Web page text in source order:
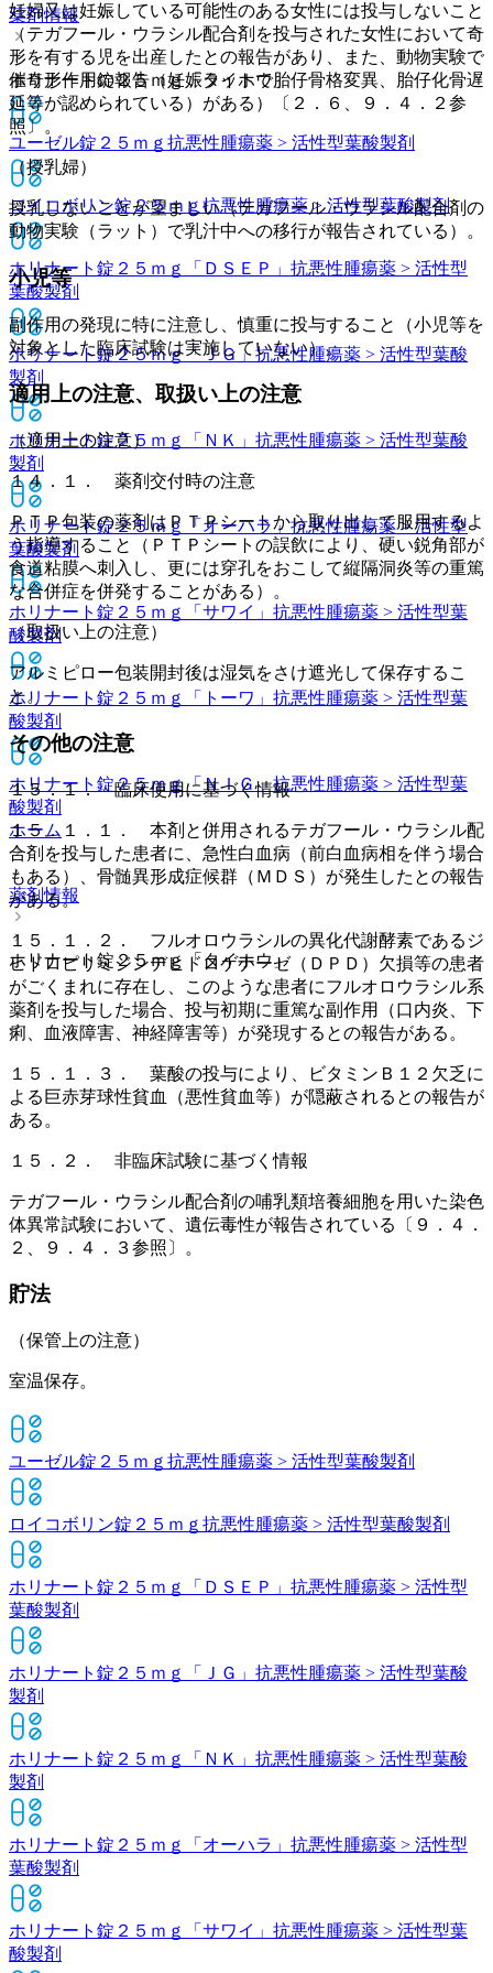
薬剤情報
ホリナート錠２５ｍｇ「タイホウ」
ユーゼル錠２５ｍｇ 抗悪性腫瘍薬 > 活性型葉酸製剤
ロイコボリン錠２５ｍｇ 抗悪性腫瘍薬 > 活性型葉酸製剤
ホリナート錠２５ｍｇ「ＤＳＥＰ」 抗悪性腫瘍薬 > 活性型
葉酸製剤
ホリナート錠２５ｍｇ「ＪＧ」抗悪性腫瘍薬 > 活性型葉酸
製剤
ホリナート錠２５ｍｇ「ＮＫ」 抗悪性腫瘍薬 > 活性型葉酸
製剤
ホリナート錠２５ｍｇ「オーハラ」抗悪性腫瘍薬 > 活性型
葉酸製剤
ホリナート錠２５ｍｇ「サワイ」 抗悪性腫瘍薬 > 活性型葉
酸製剤
ホリナート錠２５ｍｇ「トーワ」 抗悪性腫瘍薬 > 活性型葉
酸製剤
ホリナート錠２５ｍｇ「ＮＩＧ」抗悪性腫瘍薬 > 活性型葉
酸製剤
ホーム
薬剤情報
ホリナート錠２５ｍｇ「タイホウ」
妊婦又は妊娠している可能性のある女性には投与しないこと
（テガフール・ウラシル配合剤を投与された女性において奇
形を有する児を出産したとの報告があり、また、動物実験で
催奇形作用の報告（妊娠ラットで胎仔骨格変異、胎仔化骨遅
延等が認められている）がある）〔２．６、９．４．２参
照〕。
（授乳婦）
授乳しないことが望ましい（テガフール・ウラシル配合剤の
動物実験（ラット）で乳汁中への移行が報告されている）。
小児等
副作用の発現に特に注意し、慎重に投与すること（小児等を
対象とした臨床試験は実施していない）。
適用上の注意、取扱い上の注意
（適用上の注意）
１４．１． 薬剤交付時の注意
ＰＴＰ包装の薬剤はＰＴＰシートから取り出して服用するよ
う指導すること（ＰＴＰシートの誤飲により、硬い鋭角部が
食道粘膜へ刺入し、更には穿孔をおこして縦隔洞炎等の重篤
な合併症を併発することがある）。
（取扱い上の注意）
アルミピロー包装開封後は湿気をさけ遮光して保存するこ
と。
その他の注意
１５．１． 臨床使用に基づく情報
１５．１．１． 本剤と併用されるテガフール・ウラシル配
合剤を投与した患者に、急性白血病（前白血病相を伴う場合
もある）、骨髄異形成症候群（ＭＤＳ）が発生したとの報告
がある。
１５．１．２． フルオロウラシルの異化代謝酵素であるジ
ヒドロピリミジンデヒドロゲナーゼ（ＤＰＤ）欠損等の患者
がごくまれに存在し、このような患者にフルオロウラシル系
薬剤を投与した場合、投与初期に重篤な副作用（口内炎、下
痢、血液障害、神経障害等）が発現するとの報告がある。
１５．１．３． 葉酸の投与により、ビタミンＢ１２欠乏に
よる巨赤芽球性貧血（悪性貧血等）が隠蔽されるとの報告が
ある。
１５．２． 非臨床試験に基づく情報
テガフール・ウラシル配合剤の哺乳類培養細胞を用いた染色
体異常試験において、遺伝毒性が報告されている〔９．４．
２、９．４．３参照〕。
貯法
（保管上の注意）
室温保存。
ユーゼル錠２５ｍｇ 抗悪性腫瘍薬 > 活性型葉酸製剤
ロイコボリン錠２５ｍｇ 抗悪性腫瘍薬 > 活性型葉酸製剤
ホリナート錠２５ｍｇ「ＤＳＥＰ」 抗悪性腫瘍薬 > 活性型
葉酸製剤
ホリナート錠２５ｍｇ「ＪＧ」 抗悪性腫瘍薬 > 活性型葉酸
製剤
ホリナート錠２５ｍｇ「ＮＫ」 抗悪性腫瘍薬 > 活性型葉酸
製剤
ホリナート錠２５ｍｇ「オーハラ」 抗悪性腫瘍薬 > 活性型
葉酸製剤
ホリナート錠２５ｍｇ「サワイ」 抗悪性腫瘍薬 > 活性型葉
酸製剤